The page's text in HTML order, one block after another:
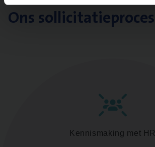
Ons sollicitatieproces
Kennismaking met HR